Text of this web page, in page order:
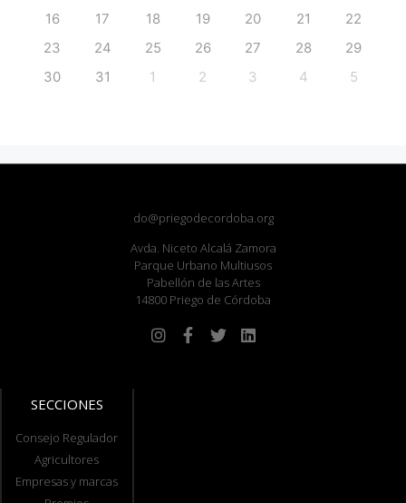
16
17 18 19 20 21
22
23
24 25 26 27 28
29
30
31 1 2 3 4 5
do@priegodecordoba.org
Avda. Niceto Alcalá Zamora
Parque Urbano Multiusos
Pabellón de las Artes
14800 Priego de Córdoba
SECCIONES
Consejo Regulador
Agricultores
Empresas y marcas